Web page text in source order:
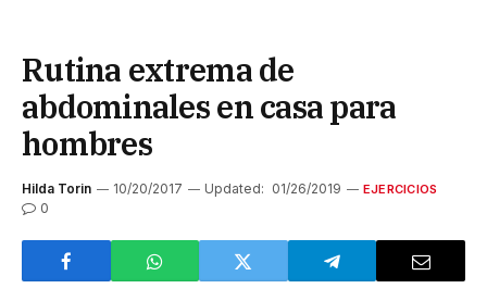
Rutina extrema de
abdominales en casa para
hombres
Hilda Torin 10/20/2017 Updated: 01/26/2019 EJERCICIOS
0